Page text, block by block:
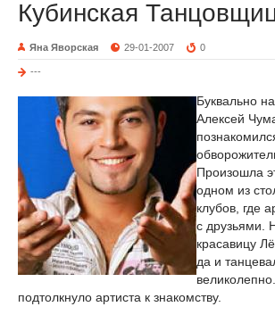
Кубинская
Яна Яворская 29-01-2007 0
---
Буквально
Алексей
Произошла
одном из
клубов, где
с друзьями.
красавицу
да и
подтолкнуло артиста к знакомству.